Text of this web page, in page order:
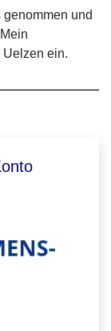
und
ein.